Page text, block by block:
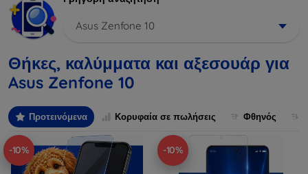
Asus Zenfone 10
Θήκες, καλύμματα και αξεσουάρ για
Asus Zenfone 10
Προτεινόμενα Κορυφαία σε πωλήσεις Φθηνός
-10% -10%